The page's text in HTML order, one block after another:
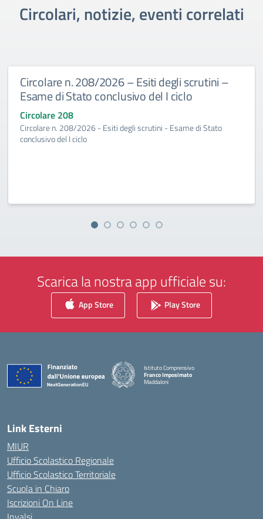
Circolari, notizie, eventi correlati
Circolare n. 208/2026 – Esiti degli scrutini –
Esame di Stato conclusivo del I ciclo
Circolare 208
Circolare n. 208/2026 - Esiti degli scrutini - Esame di Stato
conclusivo del I ciclo
Scarica la nostra app ufficiale su:
App Store Play Store
Istituto Comprensivo
Franco Imposimato
Maddaloni
Link Esterni
MIUR
Ufficio Scolastico Regionale
Ufficio Scolastico Territoriale
Scuola in Chiaro
Iscrizioni On Line